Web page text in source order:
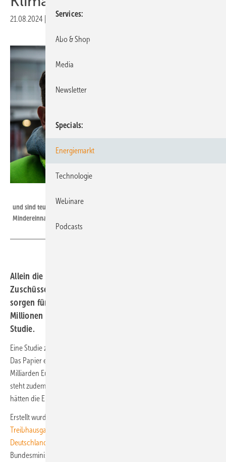
21.08.2024 Druckvorschau
und sind teuer: Das Dieselprivileg sorgte 2020 für fast zehn Milliarden Euro
Mindereinnahmen.
Allein die milliardenschweren umweltschädlichen
Zuschüsse und Steuererleichterungen im Jahr 2020
sorgen für zusätzliche CO2-Emissionen von 156
Millionen Tonnen CO2 bis 2030, besagt eine aktuelle
Studie.
Eine Studie zur Klimawirkung von Subventionen sorgt für Aufregung.
Das Papier ermittelte nicht nur, dass allein 2020 insgesamt 35,8
Milliarden Euro in klimaschädliche Subventionen flossen, sondern es
steht zudem der Vorwurf im Raum, Finanz- und Wirtschaftsministerium
hätten die Ergebnisse zurückgehalten.
Erstellt wurde das Papier „
Treibhausgaswirkung von staatlichen Begünstigungen in
Deutschland
Bundesministeriums für Wirtschaft und Klimaschutz. Laut Deutscher
Services
Abo & Shop
Media
Newsletter
Specials
Energiemarkt
Technologie
Webinare
Podcasts